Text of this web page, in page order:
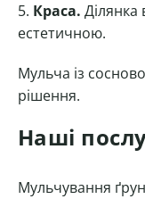
Краса. Ділянка
естетичною.
Мульча із
рішення.
Наші
Мульчування